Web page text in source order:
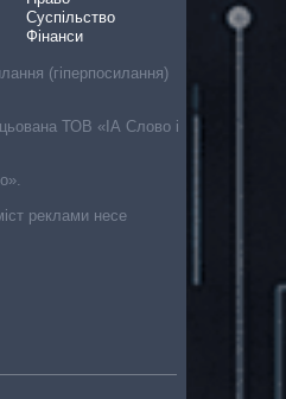
Суспільство
Фінанси
(гіперпосилання)
ТОВ «ІА Слово і
реклами несе